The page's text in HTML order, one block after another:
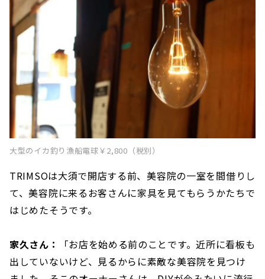
大型のイカ釣り漁船電球￥2,800（税別）
TRIMSOは大須で開店する前、美容院の一室を間借りし
て、美容院に来るお客さんに家具を見てもらうかたちで
はじめたそうです。
家久さん：
「お店を始める前のことです。近所に看板も
出していないけど、見るからに素敵な美容院を見つけ